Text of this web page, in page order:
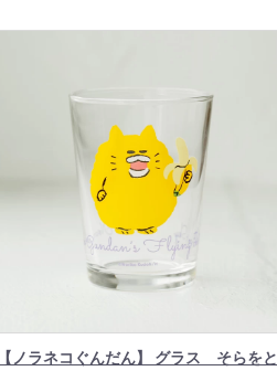
【ノラネコぐんだん】 グラス そらをと